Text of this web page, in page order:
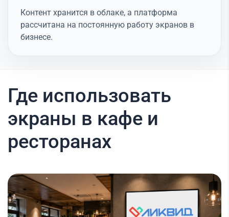
Контент хранится в облаке, а платформа
рассчитана на постоянную работу экранов в
бизнесе.
Где использовать
экраны в кафе и
ресторанах